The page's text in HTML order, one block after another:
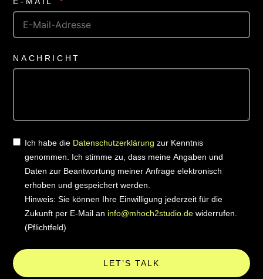
NACHRICHT
Ich habe die Datenschutzerklärung zur Kenntnis
genommen. Ich stimme zu, dass meine Angaben und
Daten zur Beantwortung meiner Anfrage elektronisch
erhoben und gespeichert werden.
Hinweis: Sie können Ihre Einwilligung jederzeit für die
Zukunft per E-Mail an info@mhoch2studio.de widerrufen.
(Pflichtfeld)
LET’S TALK